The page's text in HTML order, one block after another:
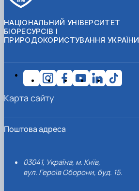
НАЦІОНАЛЬНИЙ УНІВЕРСИТЕТ
БІОРЕСУРСІВ І
ПРИРОДОКОРИСТУВАННЯ УКРАЇНИ
Поштова адреса
03041, Україна, м. Київ,
вул. Героїв Оборони, буд. 15.
Карта сайту